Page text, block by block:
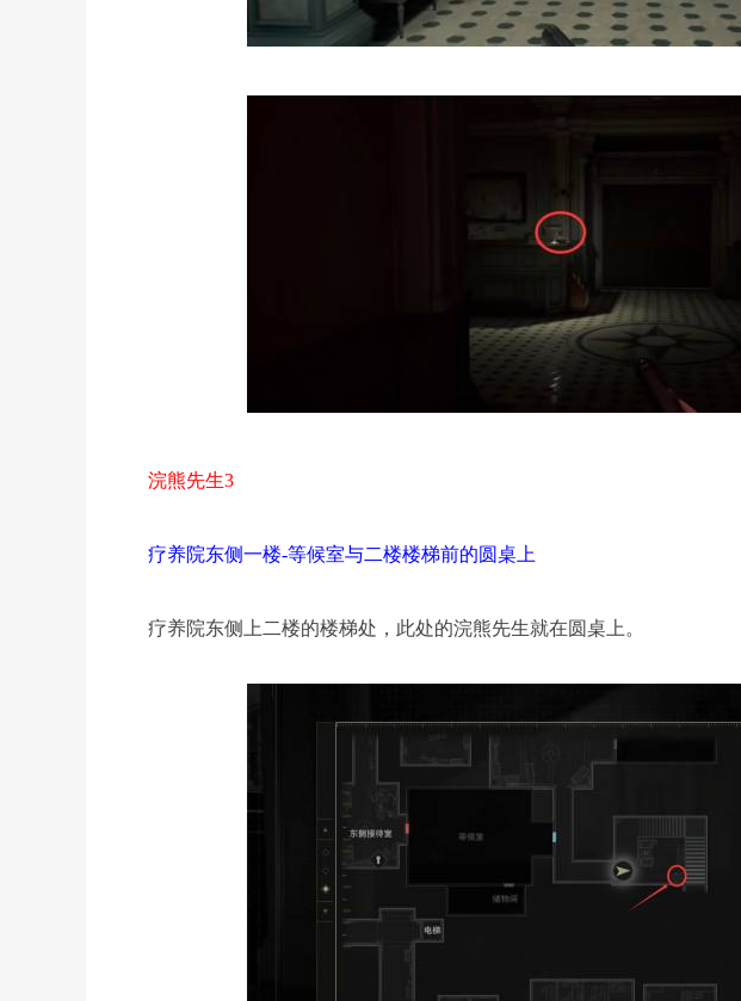
浣熊先生3
疗养院东侧一楼-等候室与二楼楼梯前的圆桌上
疗养院东侧上二楼的楼梯处，此处的浣熊先生就在圆桌上。